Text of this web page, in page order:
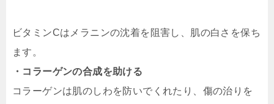
ビタミンCはメラニンの沈着を阻害し、肌の白さを保ち
ます。
・コラーゲンの合成を助ける
コラーゲンは肌のしわを防いでくれたり、傷の治りを